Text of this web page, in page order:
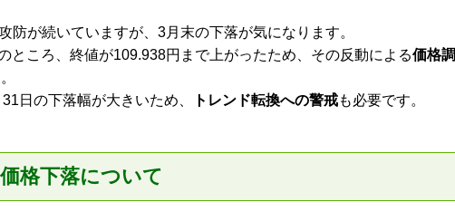
防が続いていますが、3月末の下落が気になります。
ところ、終値が109.938円まで上がったため、その反動による価格調
日の下落幅が大きいため、
トレンド転換への警戒も必要です。
格下落について